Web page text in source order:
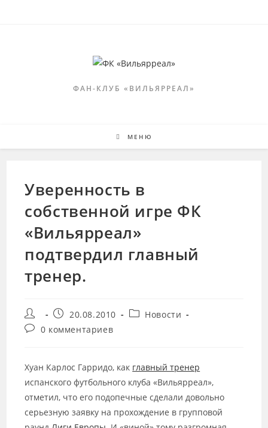
ФАН-КЛУБ «ВИЛЬЯРРЕАЛ»
МЕНЮ
Уверенность в
собственной игре ФК
«Вильярреал»
подтвердил главный
тренер.
Автор
записи:
Запись20.08.2010
Рубрика
Новости
Комментарии
0 комментариев
Хуан Карлос Гарридо, как главный тренер
испанского футбольного клуба «Вильярреал»,
отметил, что его подопечные сделали довольно
серьезную заявку на прохождение в групповой